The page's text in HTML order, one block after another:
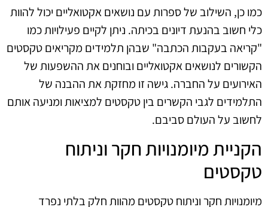
כמו כן, השילוב של ספרות עם נושאים אקטואליים יכול להוות
כלי חשוב בהנעת דיונים בכיתה. ניתן לקיים פעילויות כמו
"קריאה בעקבות הכתבה" שבהן תלמידים מקריאים טקסטים
הקשורים לנושאים אקטואליים ובוחנים את ההשפעות של
האירועים על החברה. גישה זו מחזקת את ההבנה של
התלמידים לגבי הקשרים בין טקסטים למציאות ומניעה אותם
לחשוב על העולם סביבם.
הקניית מיומנויות חקר וניתוח
טקסטים
מיומנויות חקר וניתוח טקסטים מהוות חלק בלתי נפרד